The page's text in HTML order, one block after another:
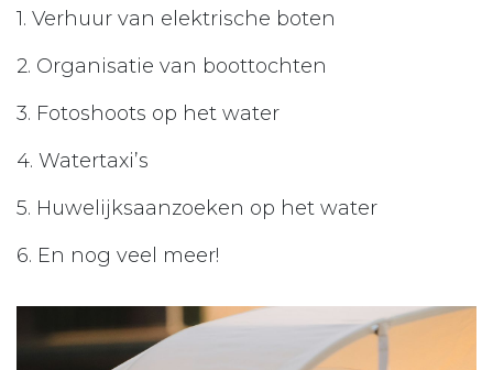
1. Verhuur van elektrische boten
2. Organisatie van boottochten
3. Fotoshoots op het water
4. Watertaxi’s
5. Huwelijksaanzoeken op het water
6. En nog veel meer!